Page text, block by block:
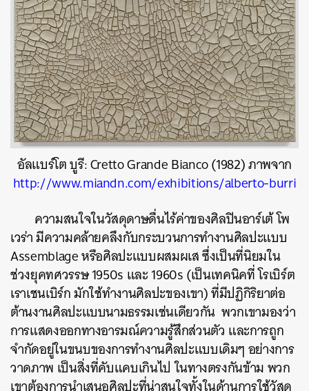
อัลแบร์โต บูรี: Cretto Grande Bianco (1982) ภาพจาก
http://www.miandn.com/exhibitions/alberto-burri
ความสนใจในวัสดุดาษดื่นไร้ค่าของศิลปินอาร์เต้ โพ
เวร่า มีความคล้ายคลึงกับกระบวนการทำงานศิลปะแบบ
Assemblage หรือศิลปะแบบผสมผเส ซึ่งเป็นที่นิยมใน
ช่วงยุคทศวรรษ 1950s และ 1960s (เป็นเทคนิคที่ โรเบิร์ต
เราเชนเบิร์ก มักใช้ทำงานศิลปะของเขา) ที่มีปฏิกิริยาต่อ
ต้านงานศิลปะแบบนามธรรมเช่นเดียวกัน พวกเขามองว่า
การแสดงออกทางอารมณ์ความรู้สึกส่วนตัว และการถูก
จำกัดอยู่ในขนบของการทำงานศิลปะแบบเดิมๆ อย่างการ
วาดภาพ เป็นสิ่งที่คับแคบเกินไป ในทางตรงกันข้าม พวก
เขาต้องการนำเสนอศิลปะที่น่าสนใจทั้งในด้านการใช้วัสดุ